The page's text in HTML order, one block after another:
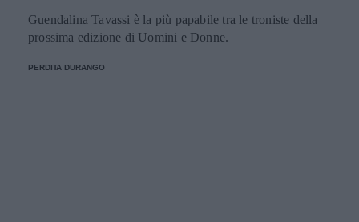
Guendalina Tavassi è la più papabile tra le troniste della
prossima edizione di Uomini e Donne.
PERDITA DURANGO